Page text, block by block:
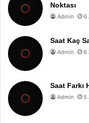
Noktası
Admin 6
Saat Kaç
Admin 6
Saat Farkı
Admin 5